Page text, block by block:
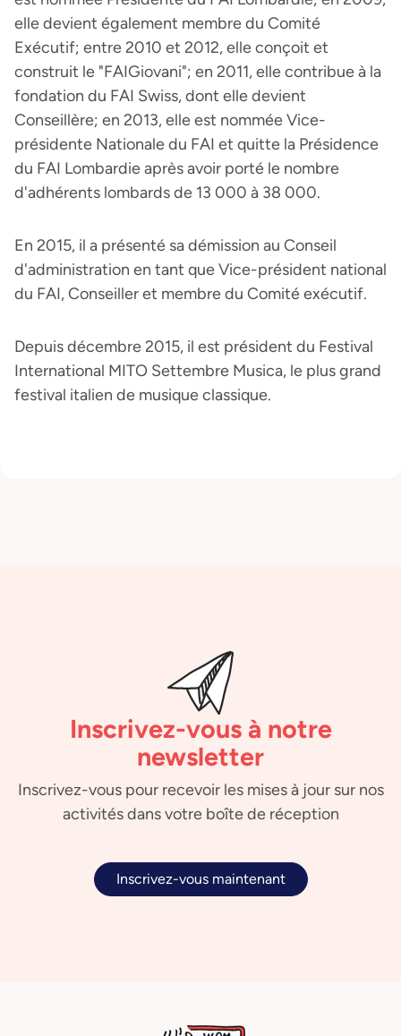
elle devient également membre du Comité
Exécutif; entre 2010 et 2012, elle conçoit et
construit le "FAIGiovani"; en 2011, elle contribue à la
fondation du FAI Swiss, dont elle devient
Conseillère; en 2013, elle est nommée Vice-
présidente Nationale du FAI et quitte la Présidence
du FAI Lombardie après avoir porté le nombre
d'adhérents lombards de 13 000 à 38 000.
En 2015, il a présenté sa démission au Conseil
d'administration en tant que Vice-président national
du FAI, Conseiller et membre du Comité exécutif.
Depuis décembre 2015, il est président du Festival
International MITO Settembre Musica, le plus grand
festival italien de musique classique.
Inscrivez-vous à notre
newsletter
Inscrivez-vous pour recevoir les mises à jour sur nos
activités dans votre boîte de réception
Inscrivez-vous maintenant